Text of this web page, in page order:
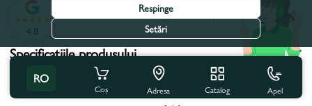
Toate caracteristicile
Cu acest produs se cumpără
Specificațiile produsului
In condensare
RO
Coș Adresa Catalog Apel
4.8
Respinge
Setări